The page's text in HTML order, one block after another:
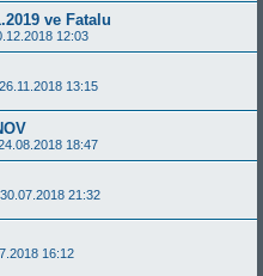
ve Fatalu
12:03
26.11.2018 13:15
18:47
30.07.2018 21:32
16:12